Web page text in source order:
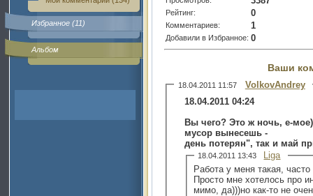
Избранное (11)
Альбом
Рейтинг: 0
Комментариев: 1
Добавили в Избранное: 0
Ваши
18.04.2011 11:57
VolkovAndrey
18.04.2011 04:24
Вы чего? Это ж ночь, е-
мусор вынесешь -
день потерян", так и май
18.04.2011 13:43
Liga
Работа у меня такая, часто
Просто мне хотелось про
мимо, да)))но как-то не